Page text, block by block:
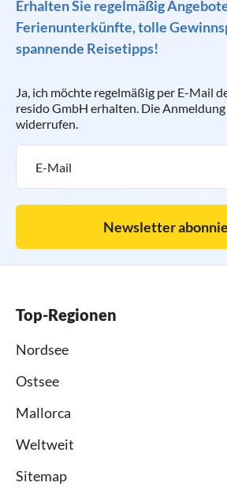
Erhalten Sie regelmäßig
Ferienunterkünfte, tolle
spannende Reisetipps!
Ja, ich möchte regelmäßig per E-Mail
resido GmbH erhalten. Die
widerrufen.
Newsletter
Top-Regionen
Nordsee
Ostsee
Mallorca
Weltweit
Sitemap